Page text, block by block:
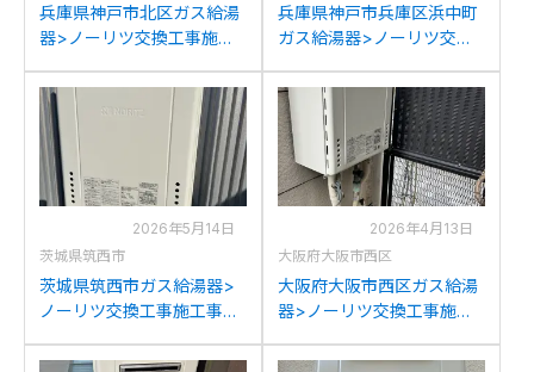
兵庫県神戸市北区ガス給湯
器>ノーリツ交換工事施工
C040&GT-2450SWXから
ノーリツGT-2470SAW BL
への交換
兵庫県神戸市兵庫区浜中町
ガス給湯器>ノーリツ交換
GT-2450SAWXからノーリ
ツGT-2470SAW BLへの交
換
2026年5月14日
茨城県筑西市
茨城県筑西市ガス給湯器>
ノーリツ交換工事施工事
2428SAWXからノーリツ
2026年4月13日
大阪府大阪市西区
大阪府大阪市西区ガス給湯
器>ノーリツ交換工事施工
2422SAWXからノーリツ